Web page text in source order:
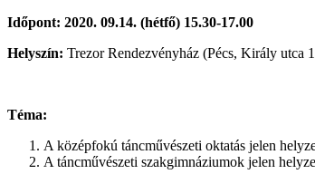
Időpont: 2020. 09.14. (hétfő) 15.30-17.00
Helyszín: Trezor Rendezvényház (Pécs, Király utca
Téma:
A középfokú táncművészeti oktatás jelen
A táncművészeti szakgimnáziumok jelen